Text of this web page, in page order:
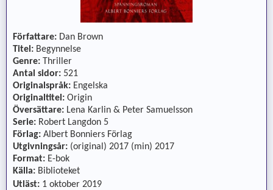
Författare: Dan Brown
Titel: Begynnelse
Genre: Thriller
Antal sidor: 521
Originalspråk: Engelska
Originaltitel: Origin
Översättare: Lena Karlin & Peter Samuelsson
Serie: Robert Langdon 5
Förlag: Albert Bonniers Förlag
Utgivningsår: (original) 2017 (min) 2017
Format: E-bok
Källa: Biblioteket
Utläst: 1 oktober 2019